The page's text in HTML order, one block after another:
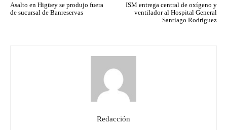
Asalto en Higüey se produjo fuera
de sucursal de Banreservas
ISM entrega central de oxígeno y
ventilador al Hospital General
Santiago Rodríguez
Redacción